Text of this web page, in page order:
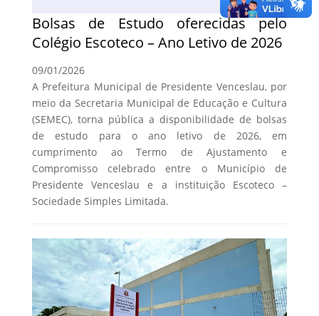
Bolsas de Estudo oferecidas pelo
Colégio Escoteco – Ano Letivo de 2026
09/01/2026
A Prefeitura Municipal de Presidente Venceslau, por
meio da Secretaria Municipal de Educação e Cultura
(SEMEC), torna pública a disponibilidade de bolsas
de estudo para o ano letivo de 2026, em
cumprimento ao Termo de Ajustamento e
Compromisso celebrado entre o Município de
Presidente Venceslau e a instituição Escoteco –
Sociedade Simples Limitada.